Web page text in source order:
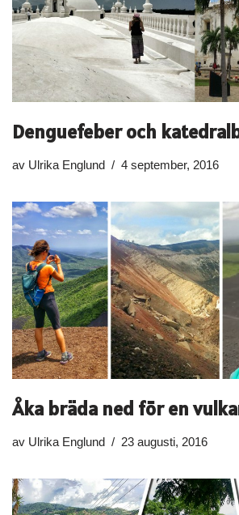
Denguefeber och
av Ulrika Englund 4 september, 2016
Åka bräda ned för en
av Ulrika Englund 23 augusti, 2016